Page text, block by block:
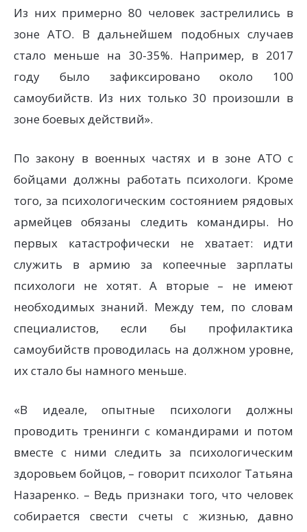
Из них примерно 80 человек застрелились в
зоне АТО. В дальнейшем подобных случаев
стало меньше на 30-35%. Например, в 2017
году было зафиксировано около 100
самоубийств. Из них только 30 произошли в
зоне боевых действий».
По закону в военных частях и в зоне АТО с
бойцами должны работать психологи. Кроме
того, за психологическим состоянием рядовых
армейцев обязаны следить командиры. Но
первых катастрофически не хватает: идти
служить в армию за копеечные зарплаты
психологи не хотят. А вторые – не имеют
необходимых знаний. Между тем, по словам
специалистов, если бы профилактика
самоубийств проводилась на должном уровне,
их стало бы намного меньше.
«В идеале, опытные психологи должны
проводить тренинги с командирами и потом
вместе с ними следить за психологическим
здоровьем бойцов, – говорит психолог Татьяна
Назаренко. – Ведь признаки того, что человек
собирается свести счеты с жизнью, давно